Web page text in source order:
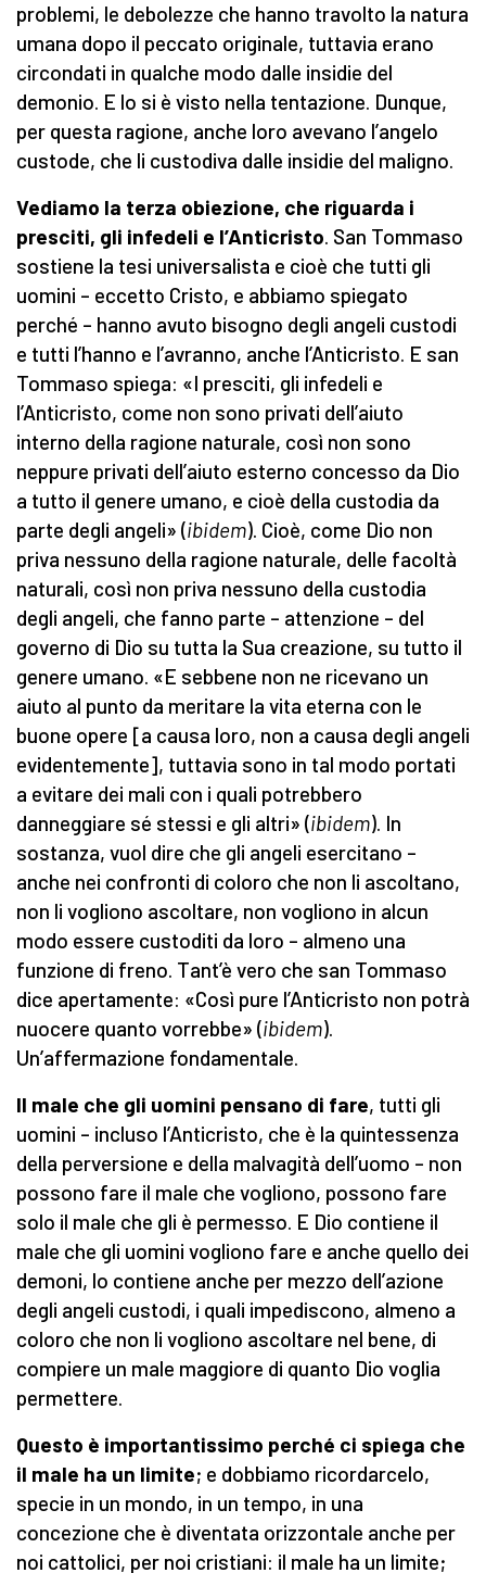
problemi, le debolezze che hanno travolto la natura
umana dopo il peccato originale, tuttavia erano
circondati in qualche modo dalle insidie del
demonio. E lo si è visto nella tentazione. Dunque,
per questa ragione, anche loro avevano l’angelo
custode, che li custodiva dalle insidie del maligno.
Vediamo la terza obiezione, che riguarda i
presciti, gli infedeli e l’Anticristo. San Tommaso
sostiene la tesi universalista e cioè che tutti gli
uomini – eccetto Cristo, e abbiamo spiegato
perché – hanno avuto bisogno degli angeli custodi
e tutti l’hanno e l’avranno, anche l’Anticristo. E san
Tommaso spiega: «I presciti, gli infedeli e
l’Anticristo, come non sono privati dell’aiuto
interno della ragione naturale, così non sono
neppure privati dell’aiuto esterno concesso da Dio
a tutto il genere umano, e cioè della custodia da
parte degli angeli» (ibidem). Cioè, come Dio non
priva nessuno della ragione naturale, delle facoltà
naturali, così non priva nessuno della custodia
degli angeli, che fanno parte – attenzione – del
governo di Dio su tutta la Sua creazione, su tutto il
genere umano. «E sebbene non ne ricevano un
aiuto al punto da meritare la vita eterna con le
buone opere [a causa loro, non a causa degli angeli
evidentemente], tuttavia sono in tal modo portati
a evitare dei mali con i quali potrebbero
danneggiare sé stessi e gli altri» (ibidem). In
sostanza, vuol dire che gli angeli esercitano –
anche nei confronti di coloro che non li ascoltano,
non li vogliono ascoltare, non vogliono in alcun
modo essere custoditi da loro – almeno una
funzione di freno. Tant’è vero che san Tommaso
dice apertamente: «Così pure l’Anticristo non potrà
nuocere quanto vorrebbe» (ibidem).
Un’affermazione fondamentale.
Il male che gli uomini pensano di fare, tutti gli
uomini – incluso l’Anticristo, che è la quintessenza
della perversione e della malvagità dell’uomo – non
possono fare il male che vogliono, possono fare
solo il male che gli è permesso. E Dio contiene il
male che gli uomini vogliono fare e anche quello dei
demoni, lo contiene anche per mezzo dell’azione
degli angeli custodi, i quali impediscono, almeno a
coloro che non li vogliono ascoltare nel bene, di
compiere un male maggiore di quanto Dio voglia
permettere.
Questo è importantissimo perché ci spiega che
il male ha un limite; e dobbiamo ricordarcelo,
specie in un mondo, in un tempo, in una
concezione che è diventata orizzontale anche per
noi cattolici, per noi cristiani: il male ha un limite;